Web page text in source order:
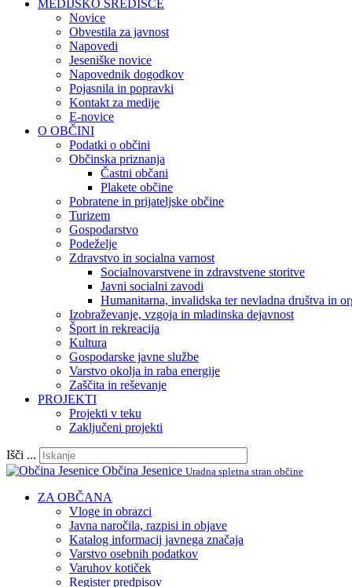
MEDIJSKO SREDIŠČE
Novice
Obvestila za javnost
Napovedi
Jeseniške novice
Napovednik dogodkov
Pojasnila in popravki
Kontakt za medije
E-novice
O OBČINI
Podatki o občini
Občinska priznanja
Častni občani
Plakete občine
Pobratene in prijateljske občine
Turizem
Gospodarstvo
Podeželje
Zdravstvo in socialna varnost
Socialnovarstvene in zdravstvene storitve
Javni socialni zavodi
Humanitarna, invalidska ter nevladna društva in
Izobraževanje, vzgoja in mladinska dejavnost
Šport in rekreacija
Kultura
Gospodarske javne službe
Varstvo okolja in raba energije
Zaščita in reševanje
PROJEKTI
Projekti v teku
Zaključeni projekti
Išči ...
Občina Jesenice Uradna spletna stran občine
ZA OBČANA
Vloge in obrazci
Javna naročila, razpisi in objave
Katalog informacij javnega značaja
Varstvo osebnih podatkov
Varuhov kotiček
Register predpisov